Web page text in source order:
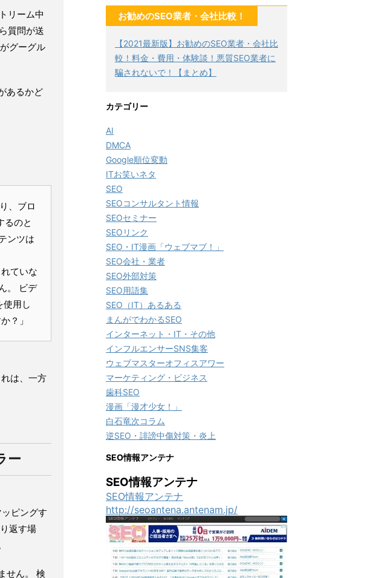
リーム中
質問が送
グーグル
あるかど
、ブロ
るのと
ンツは
ていな
。 ビデ
使用し
？」
は、一方
ー
ピングす
返す場
せん。 検
お勧めのSEO業者・会社比較！
【2021最新版】お勧めのSEO業者・会社比
較！料金・費用・体験談！悪質SEO業者に
騙されないで！【まとめ】
カテゴリー
AI
DMCA
Google順位変動
ITお笑いネタ
SEO
SEOコンサルタント情報
SEOセミナー
SEOリンク
SEO・IT漫画「ウェブマブ！」
SEO会社・業者
SEO外部対策
SEO用語集
SEO（IT）あるある
まんがでわかるSEO
インターネット・IT・その他
インフルエンサーSNS集客
ウェブマスターオフィスアワー
マーケティング・ビジネス
歯科SEO
漫画「漫才少女！」
白石竜次コラム
逆SEO・誹謗中傷対策・炎上
SEO情報アンテナ
SEO情報アンテナ
SEO情報アンテナ
http://seoantena.antenam.jp/